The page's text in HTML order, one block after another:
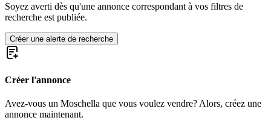
Soyez averti dès qu'une annonce correspondant à vos filtres de
recherche est publiée.
Créer une alerte de recherche
Créer l'annonce
Avez-vous un Moschella que vous voulez vendre? Alors, créez une
annonce maintenant.